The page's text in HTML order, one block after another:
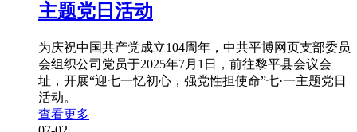
主题党日活动
为庆祝中国共产党成立104周年，中共平博网页支部委员
会组织公司党员于2025年7月1日，前往黎平县会议会
址，开展“迎七一忆初心，强党性担使命”七·一主题党日
活动。
查看更多